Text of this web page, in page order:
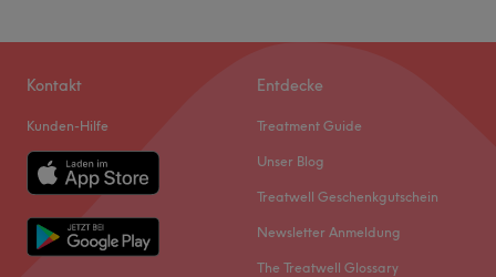
Kontakt
Kunden-Hilfe
Entdecke
Treatment Guide
Unser Blog
Treatwell Geschenkgutschein
Newsletter Anmeldung
The Treatwell Glossary